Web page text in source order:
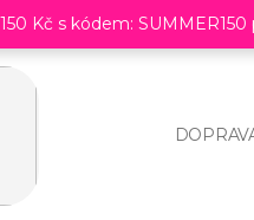
Kč s kódem: